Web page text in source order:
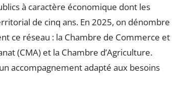
à caractère économique dont les
de cinq ans. En 2025, on dénombre
ce réseau : la Chambre de Commerce et
(CMA) et la Chambre d’Agriculture.
accompagnement adapté aux besoins